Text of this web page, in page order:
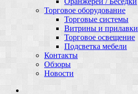
Торговое оборудование
Торговые системы
Витрины и прилавки
Торговое освещение
Подсветка мебели
Контакты
Обзоры
Новости